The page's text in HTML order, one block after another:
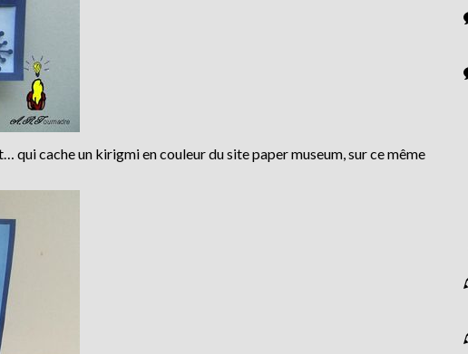
qui cache un kirigmi en couleur du site paper museum, sur ce même